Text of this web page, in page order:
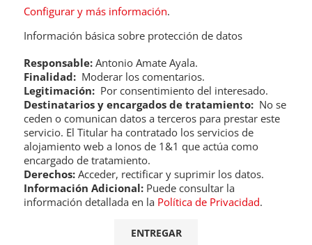
Configurar y más información.
Información básica sobre protección de datos
Responsable: Antonio Amate Ayala.
Finalidad: Moderar los comentarios.
Legitimación: Por consentimiento del interesado.
Destinatarios y encargados de tratamiento: No se
ceden o comunican datos a terceros para prestar este
servicio. El Titular ha contratado los servicios de
alojamiento web a Ionos de 1&1 que actúa como
encargado de tratamiento.
Derechos: Acceder, rectificar y suprimir los datos.
Información Adicional: Puede consultar la
información detallada en la Política de Privacidad.